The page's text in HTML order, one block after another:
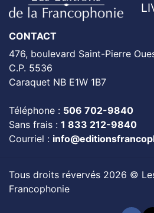
CONTACT
476, boulevard Saint-Pierre
C.P. 5536
Caraquet NB E1W 1B7
Téléphone : 506 702-9840
Sans frais : 1 833 212-9840
Courriel :
Tous droits révervés 2026 ©
Francophonie